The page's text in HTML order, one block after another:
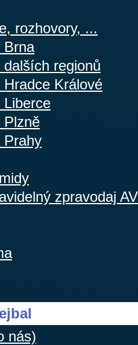
rozhovory, ...
Brna
regionů
Králové
Liberce
Plzně
Prahy
zpravodaj
nás)